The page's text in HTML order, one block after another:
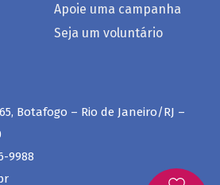
Apoie uma campanha
Seja um voluntário
Botafogo – Rio de Janeiro/RJ –
9988